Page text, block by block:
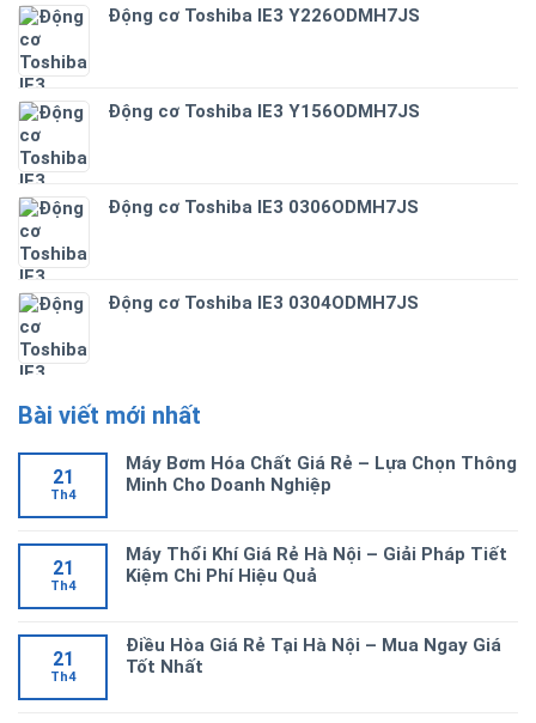
Động cơ Toshiba IE3 Y226ODMH7JS
Động cơ Toshiba IE3 Y156ODMH7JS
Động cơ Toshiba IE3 0306ODMH7JS
Động cơ Toshiba IE3 0304ODMH7JS
Bài viết mới nhất
21
Th4
Máy Bơm Hóa Chất Giá Rẻ – Lựa Chọn Thông
Minh Cho Doanh Nghiệp
21
Th4
Máy Thổi Khí Giá Rẻ Hà Nội – Giải Pháp Tiết
Kiệm Chi Phí Hiệu Quả
21
Th4
Điều Hòa Giá Rẻ Tại Hà Nội – Mua Ngay Giá
Tốt Nhất